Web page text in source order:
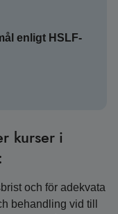
enligt HSLF-
kurser i
och för adekvata
behandling vid till